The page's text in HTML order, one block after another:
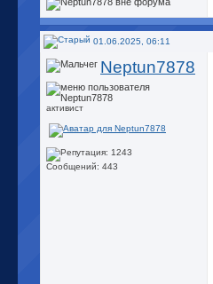
01.06.2025, 06:11
Neptun7878
активист
Сообщений: 443